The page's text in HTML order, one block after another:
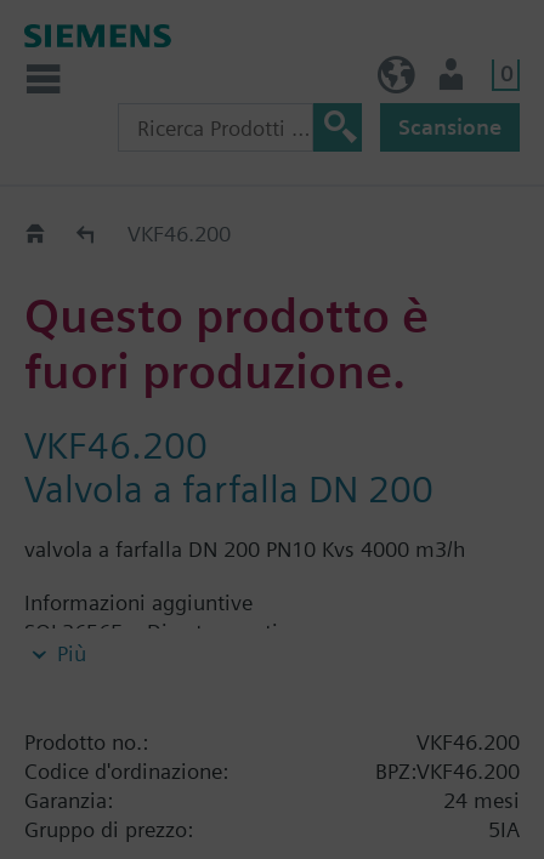
0
Scansione
Old2NewVKF46.200
Questo prodotto è
fuori produzione.
VKF46.200
Valvola a farfalla DN 200
valvola a farfalla DN 200 PN10 Kvs 4000 m3/h
Informazioni aggiuntive
SQL36E65..: Direct mounting
Più
Prodotto no.:
VKF46.200
Codice d'ordinazione:
BPZ:VKF46.200
Garanzia:
24 mesi
Gruppo di prezzo:
5IA